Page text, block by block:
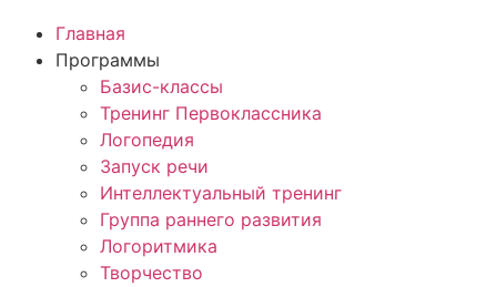
Главная
Программы
Базис-классы
Тренинг Первоклассника
Логопедия
Запуск речи
Интеллектуальный тренинг
Группа раннего развития
Логоритмика
Творчество